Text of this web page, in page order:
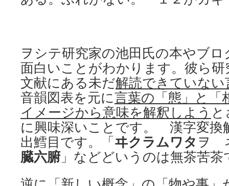
ヲシテ研究家の池田氏の本やブ
面白いことがわかります。彼ら
文献にある未だ解読できていない
音韻図表を元に言葉の「態」と「
イメージから意味を解釈しよう
に興味深いことです。 漢字変換
出鱈目です。「 ヰクラムワタ ヲ
臓六腑」などどいうのは無茶苦茶